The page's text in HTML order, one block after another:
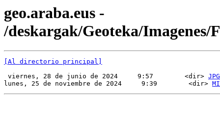
geo.araba.eus -
/deskargak/Geoteka/Imagenes/
[Al directorio principal]
viernes, 28 de junio de 2024     9:57        <dir> JPG
lunes, 25 de noviembre de 2024     9:39        <dir>